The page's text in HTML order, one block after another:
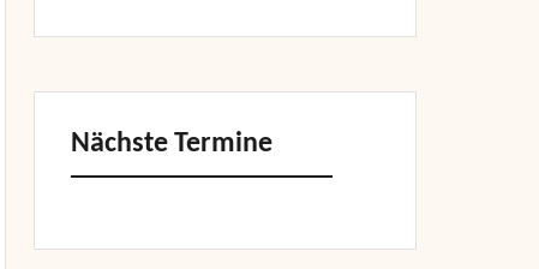
Nächste Termine